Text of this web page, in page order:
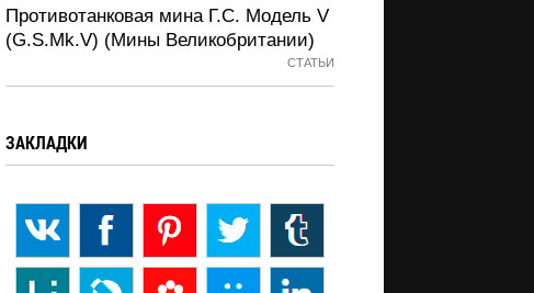
Противотанковая мина Г.С. Модель V
(G.S.Mk.V) (Мины Великобритании)
СТАТЬИ
ЗАКЛАДКИ